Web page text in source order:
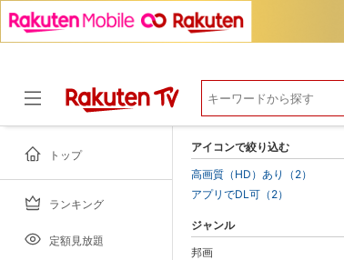
トップ
ランキング
定額見放題
アイコンで絞り込む
高画質（HD）あり（2）
アプリでDL可（2）
ジャンル
邦画